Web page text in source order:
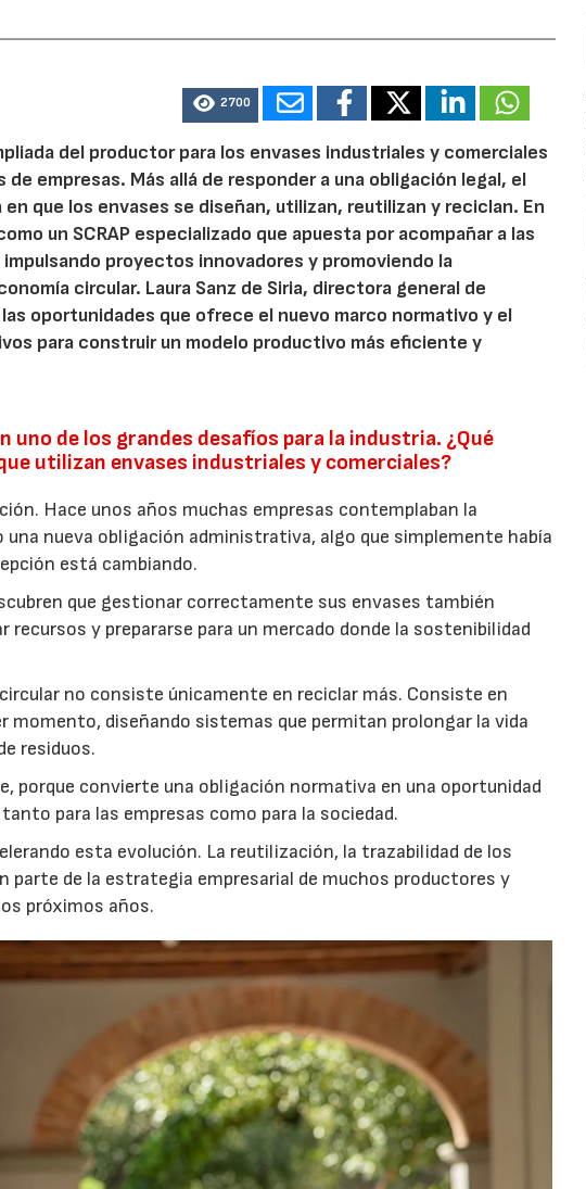
2700
del productor para los envases industriales y comerciales
empresas. Más allá de responder a una obligación legal, el
que los envases se diseñan, utilizan, reutilizan y reciclan. En
un SCRAP especializado que apuesta por acompañar a las
proyectos innovadores y promoviendo la
circular. Laura Sanz de Siria, directora general de
oportunidades que ofrece el nuevo marco normativo y el
para construir un modelo productivo más eficiente y
uno de los grandes desafíos para la industria. ¿Qué
utilizan envases industriales y comerciales?
Hace unos años muchas empresas contemplaban la
nueva obligación administrativa, algo que simplemente había
está cambiando.
que gestionar correctamente sus envases también
y prepararse para un mercado donde la sostenibilidad
no consiste únicamente en reciclar más. Consiste en
momento, diseñando sistemas que permitan prolongar la vida
residuos.
porque convierte una obligación normativa en una oportunidad
para las empresas como para la sociedad.
esta evolución. La reutilización, la trazabilidad de los
de la estrategia empresarial de muchos productores y
próximos años.